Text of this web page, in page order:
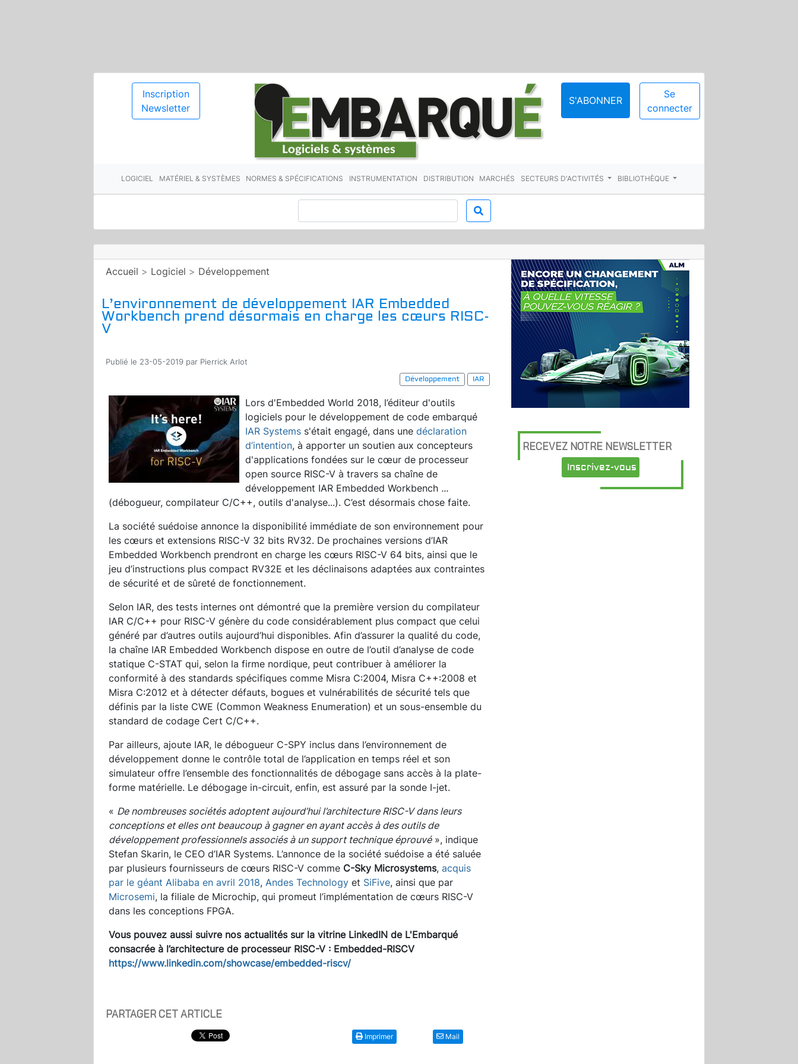
Inscription
Newsletter
S'ABONNER
Se
connecter
LOGICIEL MATÉRIEL & SYSTÈMES NORMES & SPÉCIFICATIONS INSTRUMENTATION DISTRIBUTION MARCHÉS SECTEURS D'ACTIVITÉS BIBLIOTHÈQUE
Accueil > Logiciel > Développement
L’environnement de développement IAR Embedded
Workbench prend désormais en charge les cœurs RISC-
V
Publié le 23-05-2019 par Pierrick Arlot
Développement
IAR
Lors d'Embedded World 2018, l’éditeur d'outils
logiciels pour le développement de code embarqué
IAR Systems s'était engagé, dans une déclaration
d’intention, à apporter un soutien aux concepteurs
d'applications fondées sur le cœur de processeur
open source RISC-V à travers sa chaîne de
développement IAR Embedded Workbench ...
(débogueur, compilateur C/C++, outils d'analyse...). C’est désormais chose faite.
La société suédoise annonce la disponibilité immédiate de son environnement pour
les cœurs et extensions RISC-V 32 bits RV32. De prochaines versions d’IAR
Embedded Workbench prendront en charge les cœurs RISC-V 64 bits, ainsi que le
jeu d’instructions plus compact RV32E et les déclinaisons adaptées aux contraintes
de sécurité et de sûreté de fonctionnement.
Selon IAR, des tests internes ont démontré que la première version du compilateur
IAR C/C++ pour RISC-V génère du code considérablement plus compact que celui
généré par d’autres outils aujourd’hui disponibles. Afin d’assurer la qualité du code,
la chaîne IAR Embedded Workbench dispose en outre de l’outil d’analyse de code
statique C-STAT qui, selon la firme nordique, peut contribuer à améliorer la
conformité à des standards spécifiques comme Misra C:2004, Misra C++:2008 et
Misra C:2012 et à détecter défauts, bogues et vulnérabilités de sécurité tels que
définis par la liste CWE (Common Weakness Enumeration) et un sous-ensemble du
standard de codage Cert C/C++.
Par ailleurs, ajoute IAR, le débogueur C-SPY inclus dans l’environnement de
développement donne le contrôle total de l’application en temps réel et son
simulateur offre l’ensemble des fonctionnalités de débogage sans accès à la plate-
forme matérielle. Le débogage in-circuit, enfin, est assuré par la sonde I-jet.
« De nombreuses sociétés adoptent aujourd’hui l’architecture RISC-V dans leurs
conceptions et elles ont beaucoup à gagner en ayant accès à des outils de
développement professionnels associés à un support technique éprouvé», indique
Stefan Skarin, le CEO d’IAR Systems. L’annonce de la société suédoise a été saluée
par plusieurs fournisseurs de cœurs RISC-V comme C-Sky Microsystems, acquis
par le géant Alibaba en avril 2018, Andes Technology et SiFive, ainsi que par
Microsemi, la filiale de Microchip, qui promeut l’implémentation de cœurs RISC-V
dans les conceptions FPGA.
Vous pouvez aussi suivre nos actualités sur la vitrine LinkedIN de L'Embarqué
consacrée à l’architecture de processeur RISC-V : Embedded-RISCV
https://www.linkedin.com/showcase/embedded-riscv/
PARTAGER CET ARTICLE
Imprimer Mail
RECEVEZ NOTRE NEWSLETTER
Inscrivez-vous